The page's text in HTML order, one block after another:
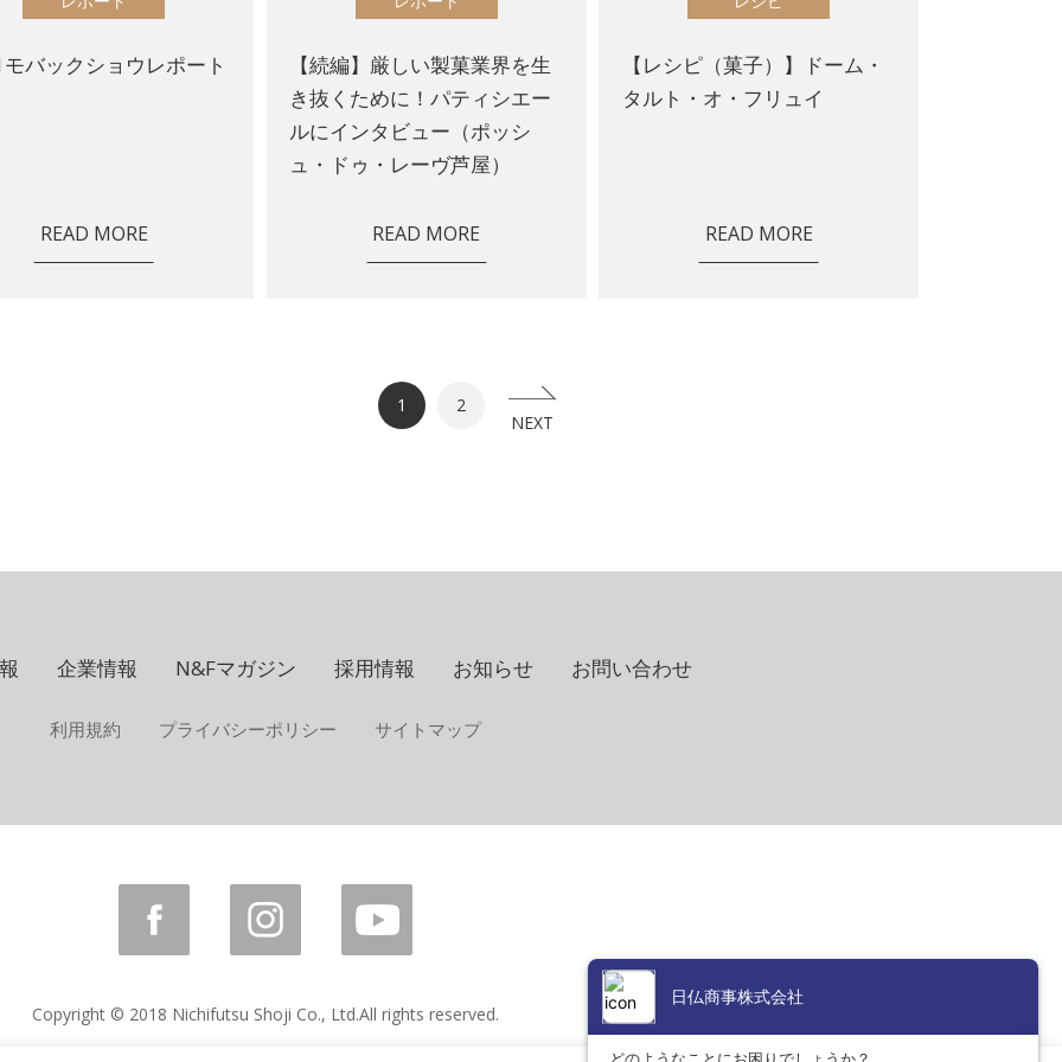
バックショウレポート
READ MORE
【続編】厳しい製菓業界を生
き抜くために！パティシエー
ルにインタビュー（ポッシ
ュ・ドゥ・レーヴ芦屋）
READ MORE
【レシピ（菓子）】ドーム・
タルト・オ・フリュイ
READ MORE
1 2
NEXT
企業情報 N&Fマガジン 採用情報 お知らせ お問い合わせ
利用規約 プライバシーポリシー サイトマップ
Copyright © 2018 Nichifutsu Shoji Co., Ltd.All rights reserved.